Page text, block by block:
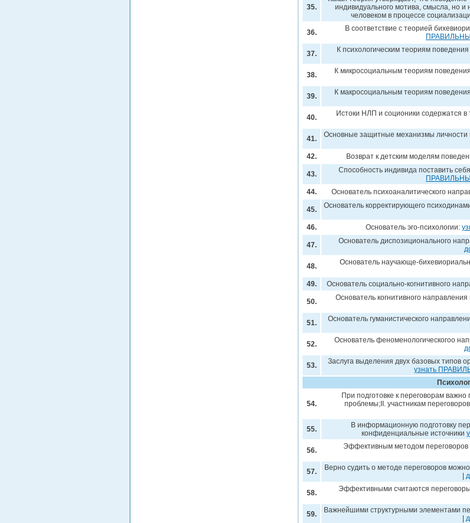
35.
индивидуального мотива, смысла, но
человеком в процессе
36. В соответствие с теорией
37. К психологическим теориям
38. К микросоциальным теориям
39. К макросоциальным теориям
40. Истоки НЛП и соционики содержатся в
41. Основные защитные механизмы личности
42.
Возврат к детским моделям
43. Способность индивида поставить
44.
Основатель психоаналитического
45. Основатель корректирующего
46.
Основатель эго-психологии:
47. Основатель диспозиционального
48. Основатель научающе-
49.
Основатель социально-когнитивного
50. Основатель когнитивного
51. Основатель гуманистического
52. Основатель феноменологическогоо
53.
Заслуга выделения двух базовых типов
узнать
54.
При подготовке к переговорам
проблемы;II. участникам
55.
В информационную подготовку
конфиденциальные источники
56. Эффективным методом переговоров
57. Верно судить о методе переговоров
58. Эффективными считаются
59. Важнейшими структурными элементами